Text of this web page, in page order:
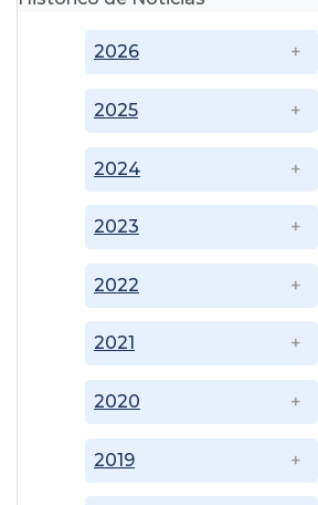
2019
2020
2021
2022
2023
2024
2025
2026